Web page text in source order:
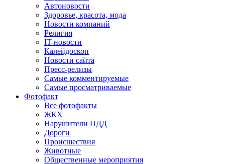
Автоновости
Здоровье, красота, мода
Новости компаний
Религия
IT-новости
Калейдоскоп
Новости сайта
Пресс-релизы
Самые комментируемые
Самые просматриваемые
Фотофакт
Все фотофакты
ЖКХ
Нарушители ПДД
Дороги
Происшествия
Животные
Общественные мероприятия